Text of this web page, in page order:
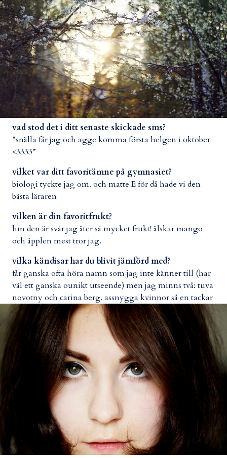
vad stod det i ditt senaste skickade sms?
”snälla får jag och agge komma första helgen i oktober
<3333”
vilket var ditt favoritämne på gymnasiet?
biologi tyckte jag om. och matte E för då hade vi den
bästa läraren
vilken är din favoritfrukt?
hm den är svår jag äter så mycket frukt! älskar mango
och äpplen mest tror jag.
vilka kändisar har du blivit jämförd med?
får ganska ofta höra namn som jag inte känner till (har
väl ett ganska ounikt utseende) men jag minns två: tuva
novotny och carina berg. assnygga kvinnor så en tackar